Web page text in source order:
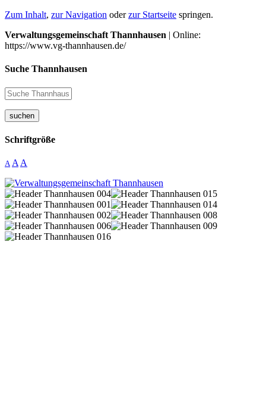
Zum Inhalt, zur Navigation oderzur Startseite springen.
Verwaltungsgemeinschaft Thannhausen | Online:
https://www.vg-thannhausen.de/
Suche Thannhausen
suchen
Schriftgröße
A A A